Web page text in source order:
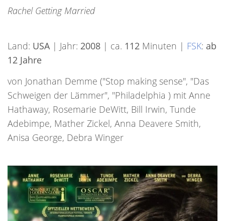
Rachel Getting Married
Land: USA| Jahr: 2008 | ca. 112 Minuten | FSK: ab
12 Jahre
von Jonathan Demme ("Stop making sense", "Das
Schweigen der Lämmer", "Philadelphia ) mit Anne
Hathaway, Rosemarie DeWitt, Bill Irwin, Tunde
Adebimpe, Mather Zickel, Anna Deavere Smith,
Anisa George, Debra Winger